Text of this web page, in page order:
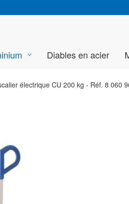
Diables en acier
électrique CU 200 kg - Réf. 8 060